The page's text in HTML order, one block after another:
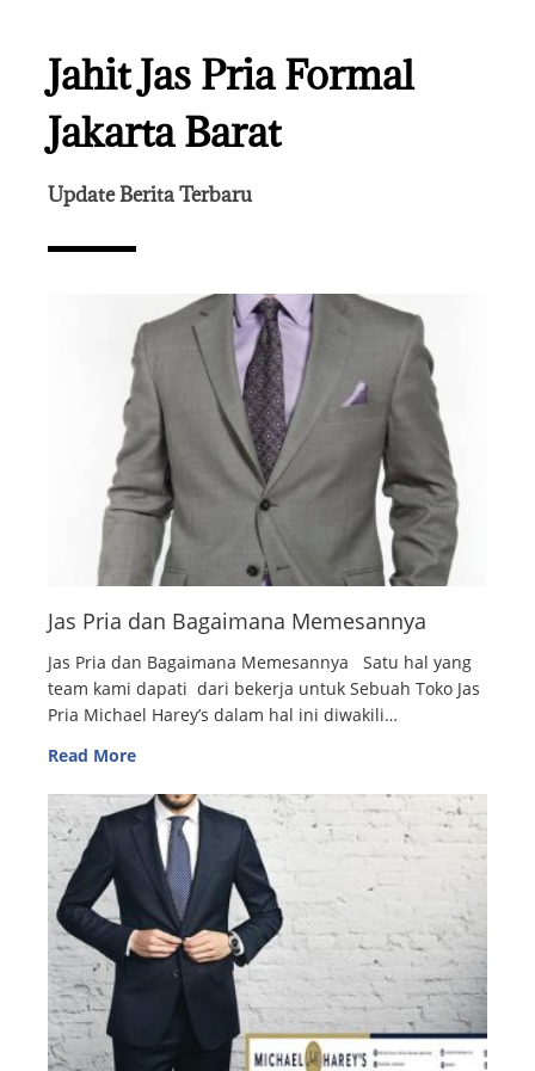
Jahit Jas Pria Formal
Jakarta Barat
Update Berita Terbaru
Jas Pria dan Bagaimana Memesannya
Jas Pria dan Bagaimana Memesannya Satu hal yang
team kami dapati dari bekerja untuk Sebuah Toko Jas
Pria Michael Harey’s dalam hal ini diwakili…
Read More